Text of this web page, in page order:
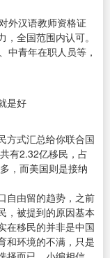
外汉语教师资格证
全国范围内认可。
中青年在职人员等，
是好
方式汇总给你联合国
有2.32亿移民，占
，而美国则是接纳
自由留的趋势，之前
，被提到的原因基本
在移民的并非是中国
和环境的不满，只是